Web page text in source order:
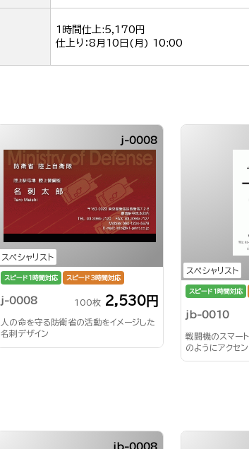
1時間仕上:5,170円
仕上り：8月10日(月) 10:00
スペシャリスト
j-0008
スピード1時間対応 スピード3時間対応
j-0008 100枚 2,530円
人の命を守る防衛省の活動をイメージした
名刺デザイン
スペシャリスト
スピード1時間対応
jb-0010
戦闘機のスマー
のようにアクセ